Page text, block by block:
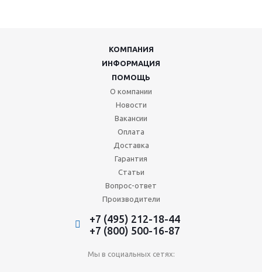
КОМПАНИЯ
ИНФОРМАЦИЯ
ПОМОЩЬ
О компании
Новости
Вакансии
Оплата
Доставка
Гарантия
Статьи
Вопрос-ответ
Производители
+7 (495) 212-18-44
+7 (800) 500-16-87
Мы в социальных сетях: